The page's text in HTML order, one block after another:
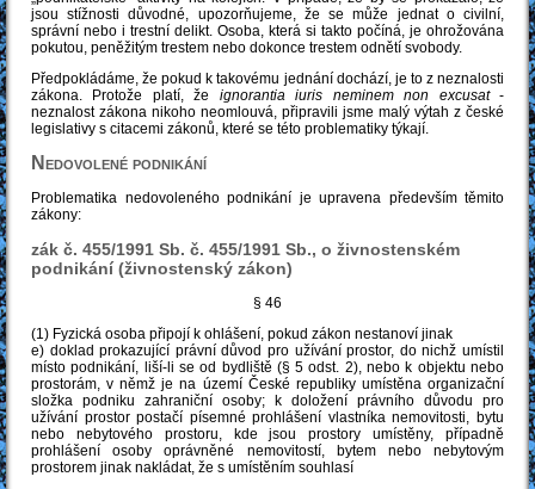
jsou stížnosti důvodné, upozorňujeme, že se může jednat o civilní,
správní nebo i trestní delikt. Osoba, která si takto počíná, je ohrožována
pokutou, peněžitým trestem nebo dokonce trestem odnětí svobody.
Předpokládáme, že pokud k takovému jednání dochází, je to z neznalosti
zákona. Protože platí, že ignorantia iuris neminem non excusat-
neznalost zákona nikoho neomlouvá, připravili jsme malý výtah z české
legislativy s citacemi zákonů, které se této problematiky týkají.
Nedovolené podnikání
Problematika nedovoleného podnikání je upravena především těmito
zákony:
zák č. 455/1991 Sb. č. 455/1991 Sb., o živnostenském
podnikání (živnostenský zákon)
§ 46
(1) Fyzická osoba připojí k ohlášení, pokud zákon nestanoví jinak
e) doklad prokazující právní důvod pro užívání prostor, do nichž umístil
místo podnikání, liší-li se od bydliště (§ 5 odst. 2), nebo k objektu nebo
prostorám, v němž je na území České republiky umístěna organizační
složka podniku zahraniční osoby; k doložení právního důvodu pro
užívání prostor postačí písemné prohlášení vlastníka nemovitosti, bytu
nebo nebytového prostoru, kde jsou prostory umístěny, případně
prohlášení osoby oprávněné nemovitostí, bytem nebo nebytovým
prostorem jinak nakládat, že s umístěním souhlasí